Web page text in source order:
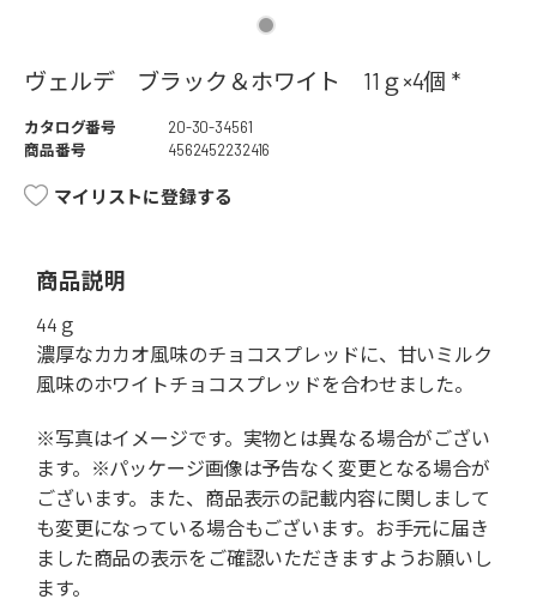
ヴェルデ ブラック＆ホワイト 11ｇ×4個 *
カタログ番号
20-30-34561
商品番号
4562452232416
マイリストに登録する
商品説明
44ｇ
濃厚なカカオ風味のチョコスプレッドに、甘いミルク
風味のホワイトチョコスプレッドを合わせました。
※写真はイメージです。実物とは異なる場合がござい
ます。※パッケージ画像は予告なく変更となる場合が
ございます。また、商品表示の記載内容に関しまして
も変更になっている場合もございます。お手元に届き
ました商品の表示をご確認いただきますようお願いし
ます。